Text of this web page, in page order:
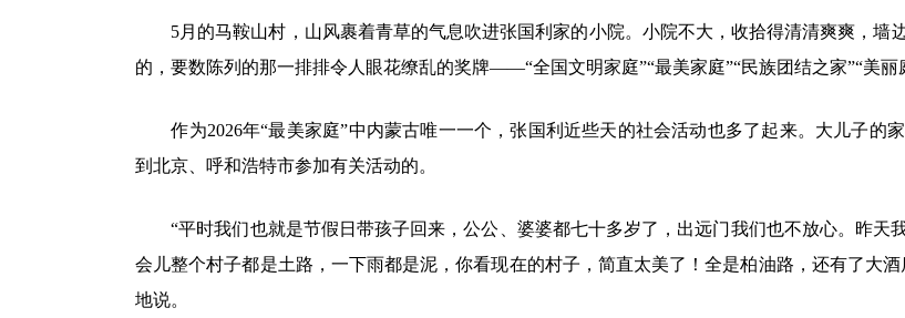
5月的马鞍山村，山风裹着青草的气息吹进张国利家的小院。小院不大，收拾得清清爽爽，
的，要数陈列的那一排排令人眼花缭乱的奖牌——“全国文明家庭”“最美家庭”“民族团结之家”“美丽庭
作为2026年“最美家庭”中内蒙古唯一一个，张国利近些天的社会活动也多了起来。大儿子的
到北京、呼和浩特市参加有关活动的。
“平时我们也就是节假日带孩子回来，公公、婆婆都七十多岁了，出远门我们也不放心。昨天
会儿整个村子都是土路，一下雨都是泥，你看现在的村子，简直太美了！全是柏油路，还有了大
地说。